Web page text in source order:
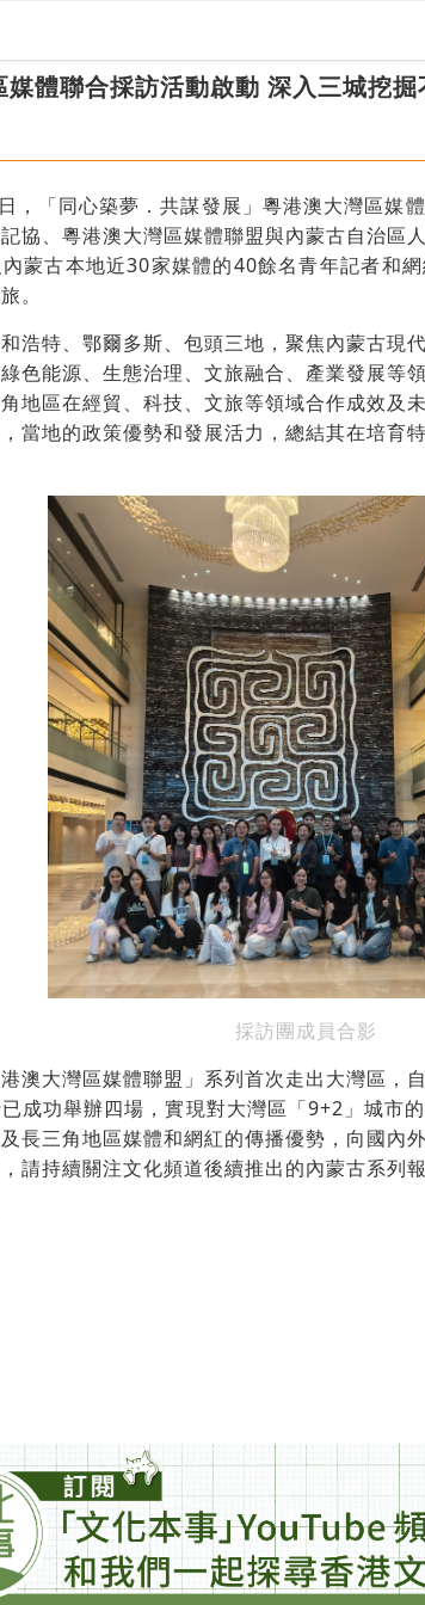
媒體聯合採訪活動啟動 深入三城挖
，「同心築夢．共謀發展」粵港澳大灣區媒
協、粵港澳大灣區媒體聯盟與內蒙古自治區
蒙古本地近30家媒體的40餘名青年記者和
。
浩特、鄂爾多斯、包頭三地，聚焦內蒙古現
色能源、生態治理、文旅融合、產業發展等
地區在經貿、科技、文旅等領域合作成效及
當地的政策優勢和發展活力，總結其在培育
採訪團成員合影
澳大灣區媒體聯盟」系列首次走出大灣區，
成功舉辦四場，實現對大灣區「9+2」城市
長三角地區媒體和網紅的傳播優勢，向國內
請持續關注文化頻道後續推出的內蒙古系列報